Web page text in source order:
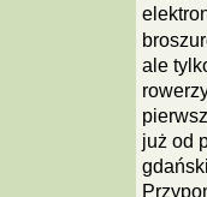
ale
już od